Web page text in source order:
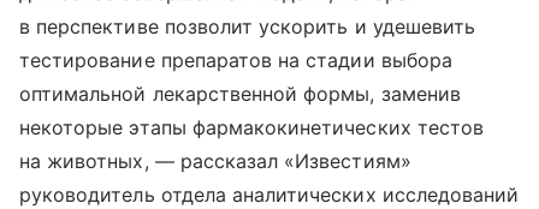
в перспективе позволит ускорить и удешевить
тестирование препаратов на стадии выбора
оптимальной лекарственной формы, заменив
некоторые этапы фармакокинетических тестов
на животных, — рассказал «Известиям»
руководитель отдела аналитических исследований